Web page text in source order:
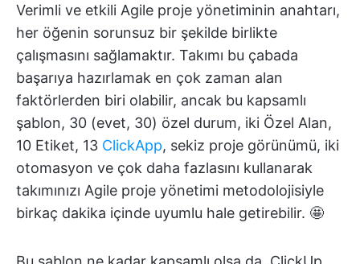
Verimli ve etkili Agile proje yönetiminin anahtarı,
her öğenin sorunsuz bir şekilde birlikte
çalışmasını sağlamaktır. Takımı bu çabada
başarıya hazırlamak en çok zaman alan
faktörlerden biri olabilir, ancak bu kapsamlı
şablon, 30 (evet, 30) özel durum, iki Özel Alan,
10 Etiket, 13 ClickApp, sekiz proje görünümü, iki
otomasyon ve çok daha fazlasını kullanarak
takımınızı Agile proje yönetimi metodolojisiyle
birkaç dakika içinde uyumlu hale getirebilir. 🤩